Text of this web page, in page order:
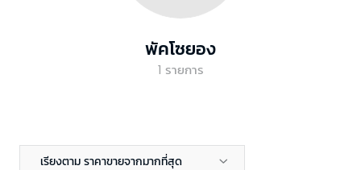
พัคโซยอง
1 รายการ
เรียงตาม ราคาขายจากมากที่สุด